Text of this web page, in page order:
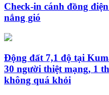
Check-in cánh đồng
nắng gió
Động đất 7,1 độ tại
30 người thiệt mạng, 1
không quá khỏi